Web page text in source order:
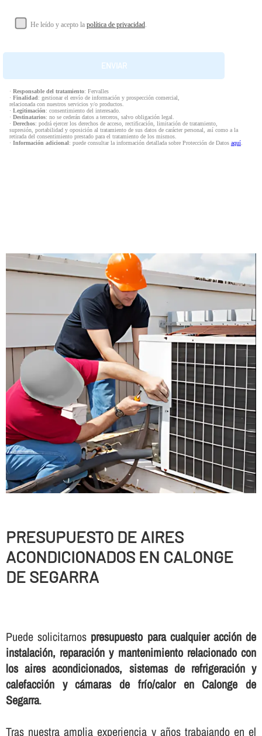
He leído y acepto la política de privacidad.
· Responsable del tratamiento: Fervalles
· Finalidad: gestionar el envío de información y prospección comercial,
relacionada con nuestros servicios y/o productos.
· Legitimación: consentimiento del interesado.
· Destinatarios: no se cederán datos a terceros, salvo obligación legal.
· Derechos: podrá ejercer los derechos de acceso, rectificación, limitación de tratamiento,
supresión, portabilidad y oposición al tratamiento de sus datos de carácter personal, así como a la
retirada del consentimiento prestado para el tratamiento de los mismos.
· Información adicional: puede consultar la información detallada sobre Protección de Datos aquí.
PRESUPUESTO DE AIRES
ACONDICIONADOS EN CALONGE
DE SEGARRA
Puede solicitarnos presupuesto para cualquier acción de
instalación, reparación y mantenimiento relacionado con
los aires acondicionados, sistemas de refrigeración y
calefacción y cámaras de frí­o/calor en Calonge de
Segarra.
Tras nuestra amplia experiencia y años trabajando en el